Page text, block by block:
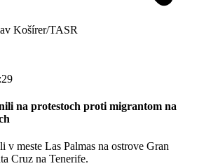
Košírer/TASR
na protestoch proti migrantom na
v meste Las Palmas na ostrove Gran
Cruz na Tenerife.